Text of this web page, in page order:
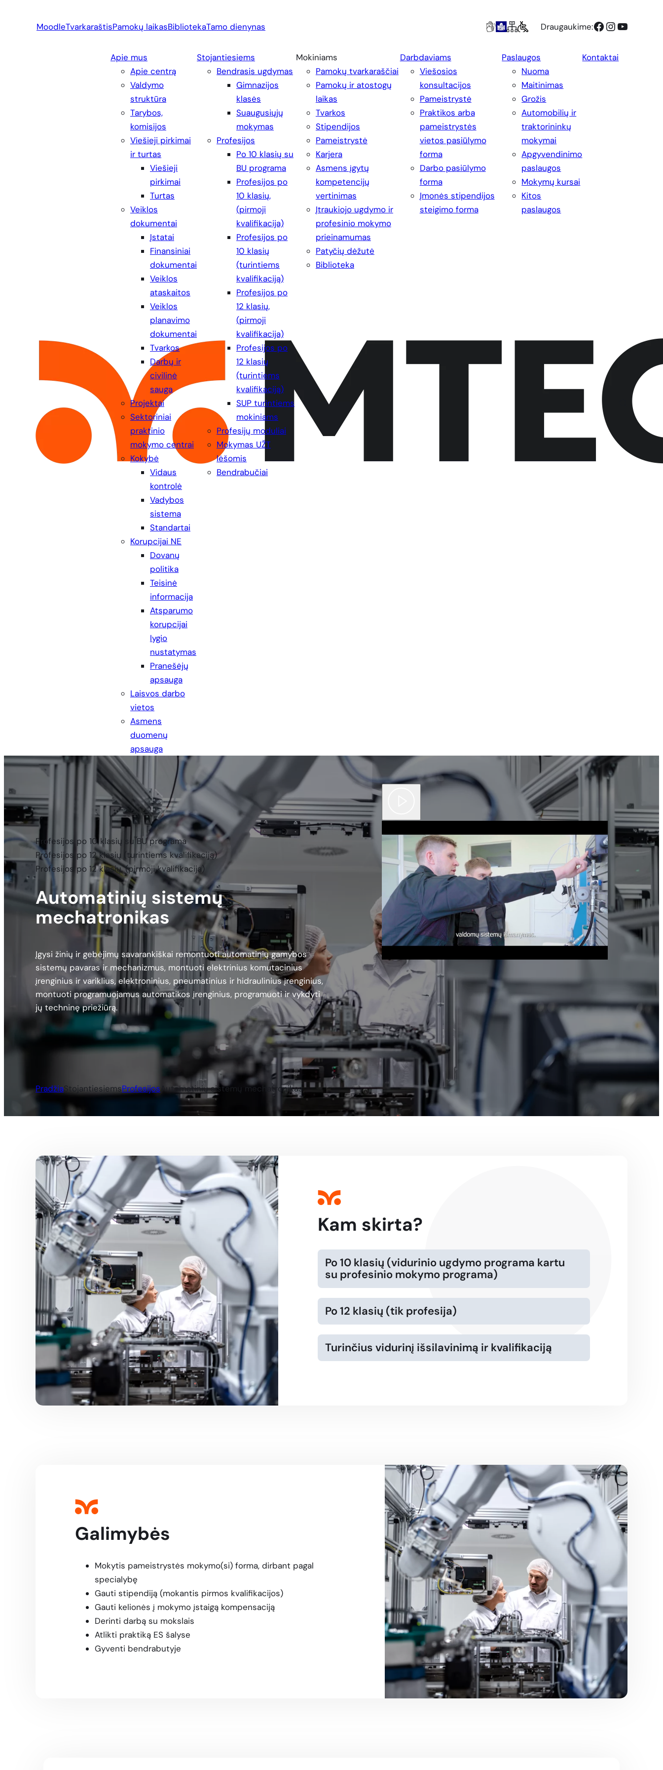
MoodleTvarkaraštisPamokų laikasBibliotekaTamo dienynas Draugaukime:Facebook
Instagram
YouTube
Apie mus
Apie centrą
Valdymo
struktūra
Tarybos,
komisijos
Viešieji pirkimai
ir turtas
Viešieji
pirkimai
Turtas
Veiklos
dokumentai
Įstatai
Finansiniai
dokumentai
Veiklos
ataskaitos
Veiklos
planavimo
dokumentai
Tvarkos
Darbų ir
civilinė
sauga
Projektai
Sektoriniai
praktinio
mokymo centrai
Kokybė
Vidaus
kontrolė
Vadybos
sistema
Standartai
Korupcijai NE
Dovanų
politika
Teisinė
informacija
Atsparumo
korupcijai
lygio
nustatymas
Pranešėjų
apsauga
Laisvos darbo
vietos
Asmens
duomenų
apsauga
Stojantiesiems
Bendrasis ugdymas
Gimnazijos
klasės
Suaugusiųjų
mokymas
Profesijos
Po 10 klasių su
BU programa
Profesijos po
10 klasių,
(pirmoji
kvalifikacija)
Profesijos po
10 klasių
(turintiems
kvalifikaciją)
Profesijos po
12 klasių,
(pirmoji
kvalifikacija)
Profesijos po
12 klasių
(turintiems
kvalifikaciją)
SUP turintiems
mokiniams
Profesijų moduliai
Mokymas UŽT
lėšomis
Bendrabučiai
Mokiniams
Pamokų tvarkaraščiai
Pamokų ir atostogų
laikas
Tvarkos
Stipendijos
Pameistrystė
Karjera
Asmens įgytų
kompetencijų
vertinimas
Įtraukiojo ugdymo ir
profesinio mokymo
prieinamumas
Patyčių dėžutė
Biblioteka
Darbdaviams
Viešosios
konsultacijos
Pameistrystė
Praktikos arba
pameistrystės
vietos pasiūlymo
forma
Darbo pasiūlymo
forma
Įmonės stipendijos
steigimo forma
Paslaugos
Nuoma
Maitinimas
Grožis
Automobilių ir
traktorininkų
mokymai
Apgyvendinimo
paslaugos
Mokymų kursai
Kitos
paslaugos
Kontaktai
button
Profesijos po 10 klasių su BU programa
Profesijos po 12 klasių (turintiems kvalifikaciją)
Profesijos po 12 klasių, (pirmoji kvalifikacija)
Automatinių sistemų
mechatronikas
Įgysi žinių ir gebėjimų savarankiškai remontuoti automatinių gamybos
sistemų pavaras ir mechanizmus, montuoti elektrinius komutacinius
įrenginius ir variklius, elektroninius, pneumatinius ir hidraulinius įrenginius,
montuoti programuojamus automatikos įrenginius, programuoti ir vykdyti
jų techninę priežiūrą.
button
PradžiaStojantiesiemsProfesijos Automatinių sistemų mechatronikas
Kam skirta?
Po 10 klasių (vidurinio ugdymo programa kartu
su profesinio mokymo programa)
Po 12 klasių (tik profesija)
Turinčius vidurinį išsilavinimą ir kvalifikaciją
Galimybės
Mokytis pameistrystės mokymo(si) forma, dirbant pagal
specialybę
Gauti stipendiją (mokantis pirmos kvalifikacijos)
Gauti kelionės į mokymo įstaigą kompensaciją
Derinti darbą su mokslais
Atlikti praktiką ES šalyse
Gyventi bendrabutyje